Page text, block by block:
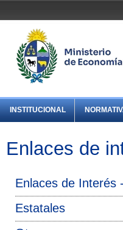
INSTITUCIONAL
Enlaces de
Enlaces de Interés
Estatales